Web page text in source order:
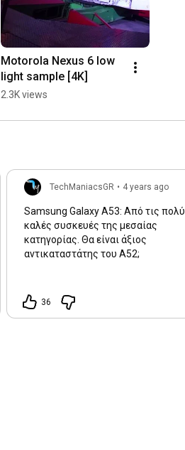
Motorola Nexus 6 low
light sample [4K]
2.3K views
TechManiacsGR • 4 years ago
Samsung Galaxy A53: Από τις πολύ
καλές συσκευές της μεσαίας
κατηγορίας. Θα είναι άξιος
αντικαταστάτης του Α52;
36